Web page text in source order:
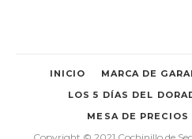
INICIO MARCA DE
LOS 5 DÍAS DEL
MESA DE PRECIOS